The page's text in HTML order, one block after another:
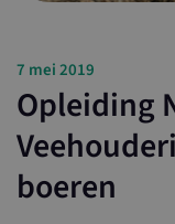
7 mei 2019
Opleiding
boeren